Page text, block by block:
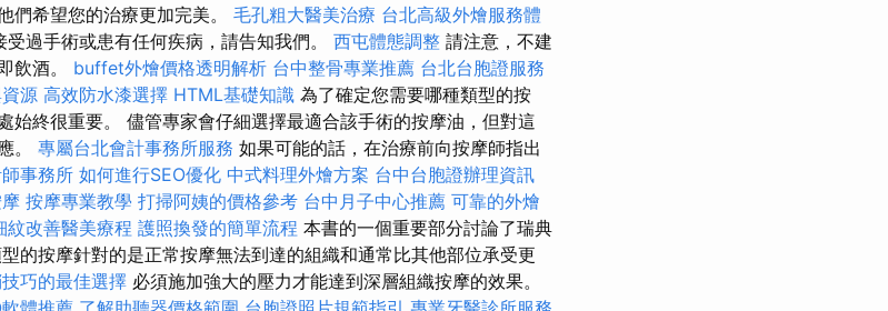
們希望您的治療更加完美。 毛孔粗大醫美治療 台北高級外燴服務體
過手術或患有任何疾病，請告知我們。 西屯體態調整 請注意，不建
飲酒。 buffet外燴價格透明解析 台中整骨專業推薦 台北台胞證服務
源 高效防水漆選擇 HTML基礎知識 為了確定您需要哪種類型的按
始終很重要。 儘管專家會仔細選擇最適合該手術的按摩油，但對這
。 專屬台北會計事務所服務 如果可能的話，在治療前向按摩師指出
事務所 如何進行SEO優化 中式料理外燴方案 台中台胞證辦理資訊
按摩專業教學 打掃阿姨的價格參考 台中月子中心推薦 可靠的外燴
紋改善醫美療程 護照換發的簡單流程 本書的一個重要部分討論了瑞典
的按摩針對的是正常按摩無法到達的組織和通常比其他部位承受更
巧的最佳選擇 必須施加強大的壓力才能達到深層組織按摩的效果。